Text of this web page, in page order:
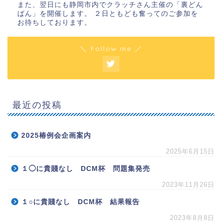
また、翌日にも静岡市内でクラッチさん主催の「裏どん
ばん」を開催します。 ２日ともども奮ってのご参加を
お待ちしております。
＼ Follow me ／
最近の投稿
2025椿例会企画案内
2025年6月15日
１◯に貴賤なし DCM杯 問題集発売
2023年11月26日
１○に貴賤なし DCM杯 結果報告
2023年8月8日